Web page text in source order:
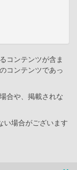
コンテンツが含ま
コンテンツであっ
合や、掲載されな
い場合がございます